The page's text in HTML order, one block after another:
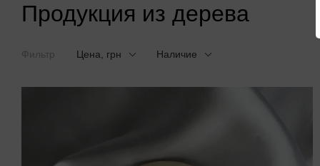
Продукция из дерева
Фильтр Цена, грн Наличие